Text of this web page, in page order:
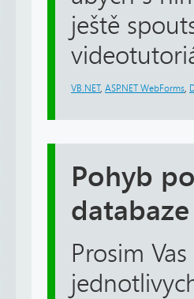
ještě
VB.NET, ASP.NET WebForms
Pohyb
databaze
Prosim